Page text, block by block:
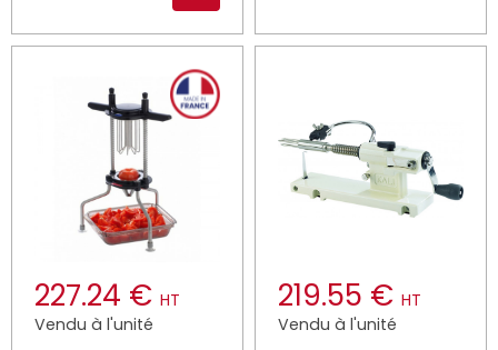
227.24 € HT
Vendu à l'unité
219.55 € HT
Vendu à l'unité